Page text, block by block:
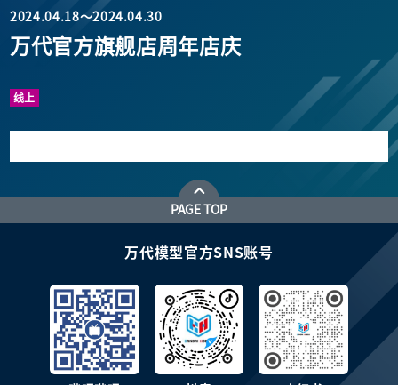
2024.04.18～2024.04.30
万代官方旗舰店周年店庆
线上
PAGE TOP
万代模型官方SNS账号